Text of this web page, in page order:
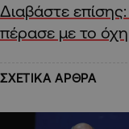
Διαβάστε
πέρασε με το
ΣΧΕΤΙΚΑ ΑΡΘΡΑ